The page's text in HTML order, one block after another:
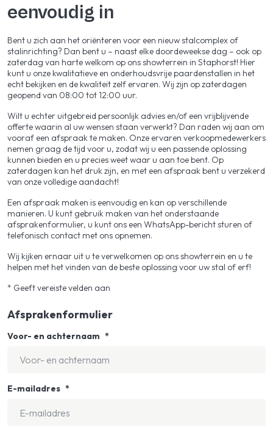
eenvoudig in
Bent u zich aan het oriënteren voor een nieuw stalcomplex of
stalinrichting? Dan bent u – naast elke doordeweekse dag – ook op
zaterdag van harte welkom op ons showterrein in Staphorst! Hier
kunt u onze kwalitatieve en onderhoudsvrije paardenstallen in het
echt bekijken en de kwaliteit zelf ervaren. Wij zijn op zaterdagen
geopend van 08:00 tot 12:00 uur.
Wilt u echter uitgebreid persoonlijk advies en/of een vrijblijvende
offerte waarin al uw wensen staan verwerkt? Dan raden wij aan om
vooraf een afspraak te maken. Onze ervaren verkoopmedewerkers
nemen graag de tijd voor u, zodat wij u een passende oplossing
kunnen bieden en u precies weet waar u aan toe bent. Op
zaterdagen kan het druk zijn, en met een afspraak bent u verzekerd
van onze volledige aandacht!
Een afspraak maken is eenvoudig en kan op verschillende
manieren. U kunt gebruik maken van het onderstaande
afsprakenformulier, u kunt ons een WhatsApp-bericht sturen of
telefonisch contact met ons opnemen.
Wij kijken ernaar uit u te verwelkomen op ons showterrein en u te
helpen met het vinden van de beste oplossing voor uw stal of erf!
* Geeft vereiste velden aan
Afsprakenformulier
Voor- en achternaam *
E-mailadres *